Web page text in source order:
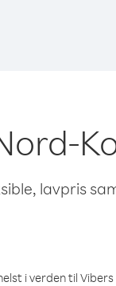
lavpris
i verden til Vibers